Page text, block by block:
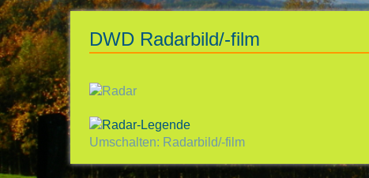
DWD Radarbild/-film
Umschalten: Radarbild/-film